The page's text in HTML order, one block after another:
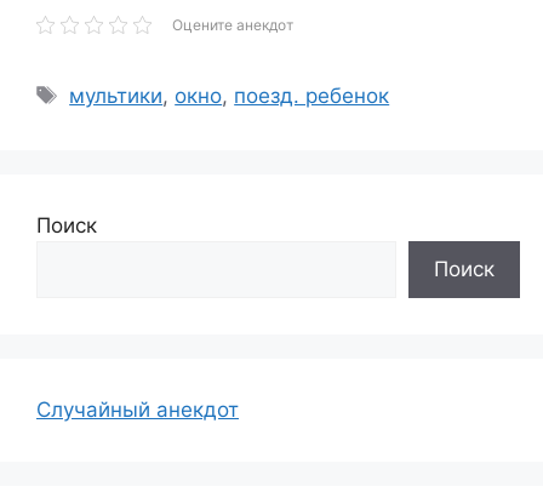
Оцените анекдот
Метки
мультики, окно, поезд. ребенок
Поиск
Поиск
Случайный анекдот